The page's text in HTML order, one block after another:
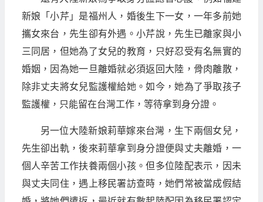
新娘「小芹」是福州人，婚後生下一女，一年多前她
攜女來台，先生卻有外遇。小芹說，先生已離家與小
三同居，但她為了女兒的教育，只好忍受有名無實的
婚姻，因為她一旦離婚就必須返回大陸，骨肉離散，
除非丈夫將女兒監護權給她。如今，她為了爭取孩子
監護權，只能留在台灣工作，等待拿到身分證。
另一位大陸新娘莉華嫁來台灣，生下兩個女兒，
先生卻出軌，後來莉華拿到身分證便與丈夫離婚，一
個人辛苦工作扶養兩個小孩。但多位陸配表示，因未
與丈夫同住，遇上移民署訪查時，她們常被當成假結